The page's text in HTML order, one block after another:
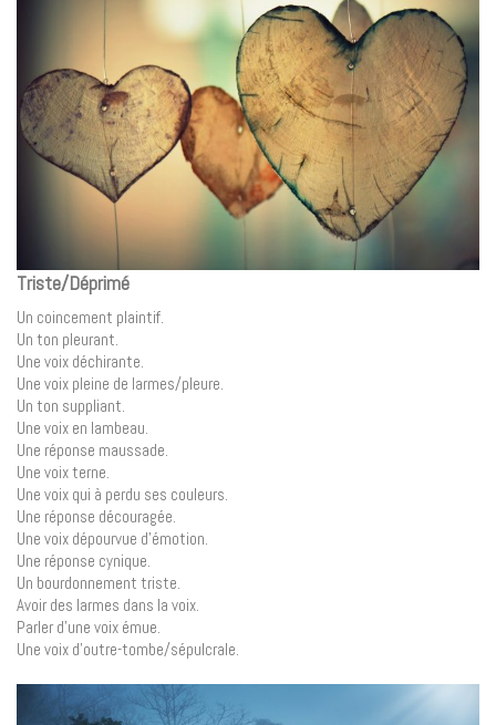
Triste/Déprimé
Un coincement plaintif.
Un ton pleurant.
Une voix déchirante.
Une voix pleine de larmes/pleure.
Un ton suppliant.
Une voix en lambeau.
Une réponse maussade.
Une voix terne.
Une voix qui à perdu ses couleurs.
Une réponse découragée.
Une voix dépourvue d’émotion.
Une réponse cynique.
Un bourdonnement triste.
Avoir des larmes dans la voix.
Parler d’une voix émue.
Une voix d’outre-tombe/sépulcrale.